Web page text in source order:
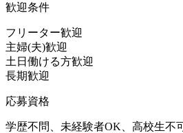
歓迎条件
フリーター歓迎
主婦(夫)歓迎
土日働ける方歓迎
長期歓迎
応募資格
学歴不問、未経験者OK、高校生不